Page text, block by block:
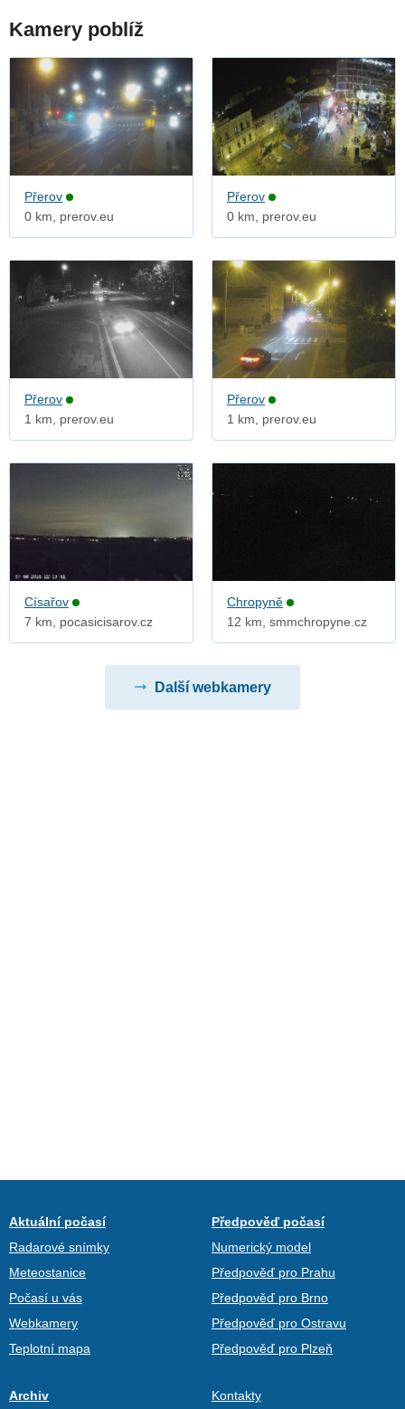
Kamery poblíž
Přerov
0 km, prerov.eu
Přerov
0 km, prerov.eu
Přerov
1 km, prerov.eu
Přerov
1 km, prerov.eu
Císařov
7 km, pocasicisarov.cz
Chropyně
12 km, smmchropyne.cz
Další webkamery
Aktuální počasí
Radarové snímky
Meteostanice
Počasí u vás
Webkamery
Teplotní mapa
Předpověď počasí
Numerický model
Předpověď pro Prahu
Předpověď pro Brno
Předpověď pro Ostravu
Předpověď pro Plzeň
Archiv Kontakty